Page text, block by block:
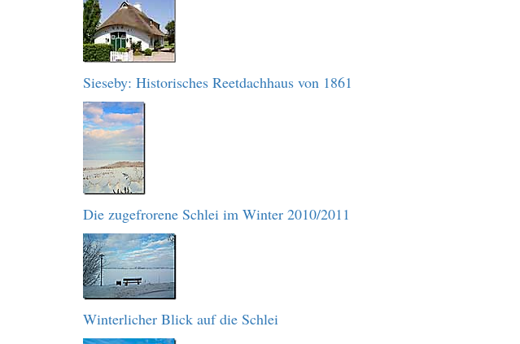
Sieseby: Historisches Reetdachhaus von 1861
Die zugefrorene Schlei im Winter 2010/2011
Winterlicher Blick auf die Schlei